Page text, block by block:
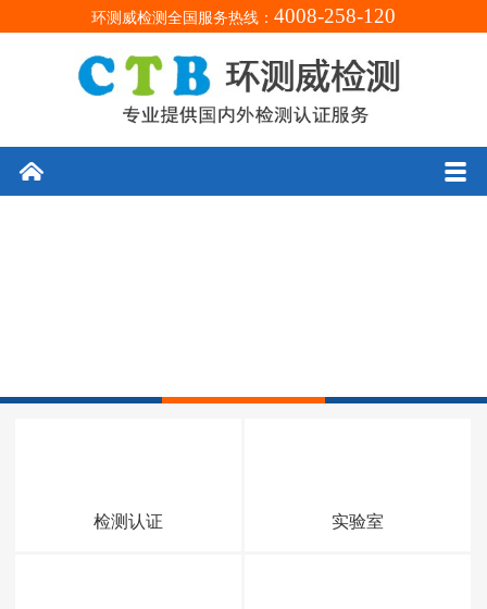
环测威检测全国服务热线： 4008-258-120
󰄫 󰀥
检测认证 实验室